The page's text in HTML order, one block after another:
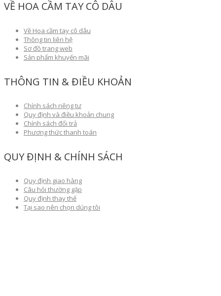
VỀ HOA CẦM TAY CÔ DÂU
Về Hoa cầm tay cô dâu
Thông tin liên hệ
Sơ đồ trang web
Sản phẩm khuyến mãi
THÔNG TIN & ĐIỀU KHOẢN
Chính sách riêng tư
Quy định và điều khoản chung
Chính sách đổi trả
Phương thức thanh toán
QUY ĐỊNH & CHÍNH SÁCH
Quy định giao hàng
Câu hỏi thường gặp
Quy định thay thế
Tại sao nên chọn dúng tôi